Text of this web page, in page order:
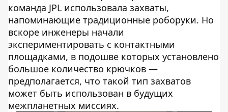
команда JPL использовала захваты,
напоминающие традиционные роборуки. Но
вскоре инженеры начали
экспериментировать с контактными
площадками, в подошве которых установлено
большое количество крючков —
предполагается, что такой тип захватов
может быть использован в будущих
межпланетных миссиях.